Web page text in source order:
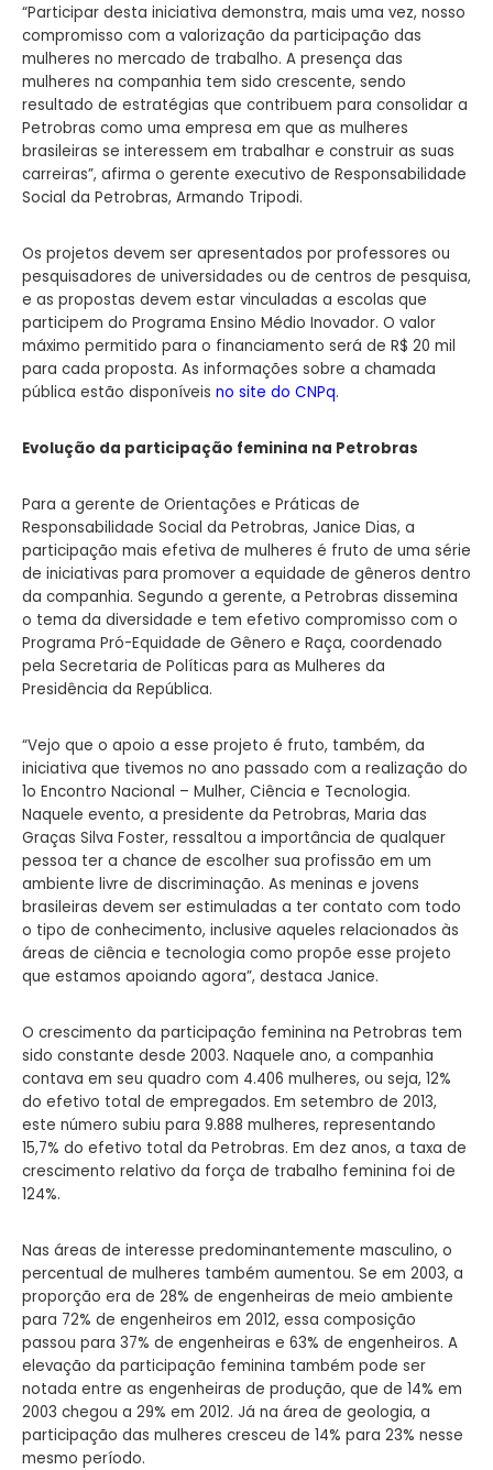
“Participar desta iniciativa demonstra, mais uma vez, nosso
compromisso com a valorização da participação das
mulheres no mercado de trabalho. A presença das
mulheres na companhia tem sido crescente, sendo
resultado de estratégias que contribuem para consolidar a
Petrobras como uma empresa em que as mulheres
brasileiras se interessem em trabalhar e construir as suas
carreiras”, afirma o gerente executivo de Responsabilidade
Social da Petrobras, Armando Tripodi.
Os projetos devem ser apresentados por professores ou
pesquisadores de universidades ou de centros de pesquisa,
e as propostas devem estar vinculadas a escolas que
participem do Programa Ensino Médio Inovador. O valor
máximo permitido para o financiamento será de R$ 20 mil
para cada proposta. As informações sobre a chamada
pública estão disponíveis no site do CNPq.
Evolução da participação feminina na Petrobras
Para a gerente de Orientações e Práticas de
Responsabilidade Social da Petrobras, Janice Dias, a
participação mais efetiva de mulheres é fruto de uma série
de iniciativas para promover a equidade de gêneros dentro
da companhia. Segundo a gerente, a Petrobras dissemina
o tema da diversidade e tem efetivo compromisso com o
Programa Pró-Equidade de Gênero e Raça, coordenado
pela Secretaria de Políticas para as Mulheres da
Presidência da República.
“Vejo que o apoio a esse projeto é fruto, também, da
iniciativa que tivemos no ano passado com a realização do
1o Encontro Nacional – Mulher, Ciência e Tecnologia.
Naquele evento, a presidente da Petrobras, Maria das
Graças Silva Foster, ressaltou a importância de qualquer
pessoa ter a chance de escolher sua profissão em um
ambiente livre de discriminação. As meninas e jovens
brasileiras devem ser estimuladas a ter contato com todo
o tipo de conhecimento, inclusive aqueles relacionados às
áreas de ciência e tecnologia como propõe esse projeto
que estamos apoiando agora”, destaca Janice.
O crescimento da participação feminina na Petrobras tem
sido constante desde 2003. Naquele ano, a companhia
contava em seu quadro com 4.406 mulheres, ou seja, 12%
do efetivo total de empregados. Em setembro de 2013,
este número subiu para 9.888 mulheres, representando
15,7% do efetivo total da Petrobras. Em dez anos, a taxa de
crescimento relativo da força de trabalho feminina foi de
124%.
Nas áreas de interesse predominantemente masculino, o
percentual de mulheres também aumentou. Se em 2003, a
proporção era de 28% de engenheiras de meio ambiente
para 72% de engenheiros em 2012, essa composição
passou para 37% de engenheiras e 63% de engenheiros. A
elevação da participação feminina também pode ser
notada entre as engenheiras de produção, que de 14% em
2003 chegou a 29% em 2012. Já na área de geologia, a
participação das mulheres cresceu de 14% para 23% nesse
mesmo período.